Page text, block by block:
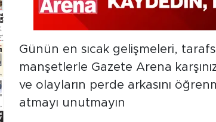
Günün en sıcak gelişmeleri,
manşetlerle Gazete Arena
ve olayların perde arkasını
atmayı unutmayın